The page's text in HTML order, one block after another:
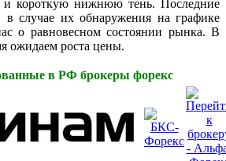
и короткую нижнюю тень. Последние
в случае их обнаружения на графике
о равновесном состоянии рынка. В
ожидаем роста цены.
в РФ брокеры форекс